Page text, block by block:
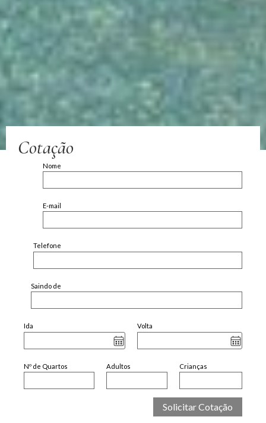
Cotação
Nome
E-mail
Telefone
Saindo de
Ida Volta
Nº de Quartos Adultos Crianças